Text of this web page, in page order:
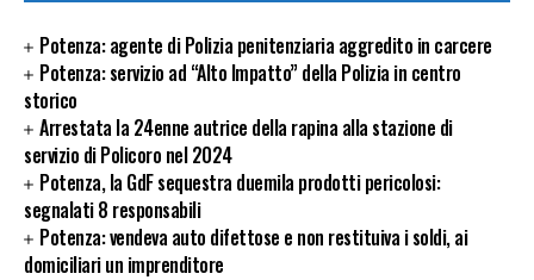
Potenza: agente di Polizia penitenziaria aggredito in carcere
Potenza: servizio ad “Alto Impatto” della Polizia in centro
storico
Arrestata la 24enne autrice della rapina alla stazione di
servizio di Policoro nel 2024
Potenza, la GdF sequestra duemila prodotti pericolosi:
segnalati 8 responsabili
Potenza: vendeva auto difettose e non restituiva i soldi, ai
domiciliari un imprenditore